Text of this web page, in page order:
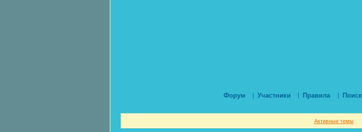
Форум Участники Правила Поиск
Активные темы